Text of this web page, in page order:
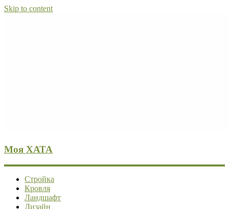
Skip to content
Моя ХАТА
Стройка
Кровля
Ландшафт
Дизайн